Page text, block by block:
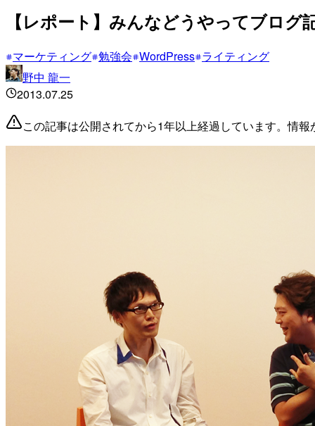
【レポート】みんなどうやってブロ
マーケティング 勉強会 WordPress ライティング
野中 龍一
2013.07.25
この記事は公開されてから1年以上経過しています。情